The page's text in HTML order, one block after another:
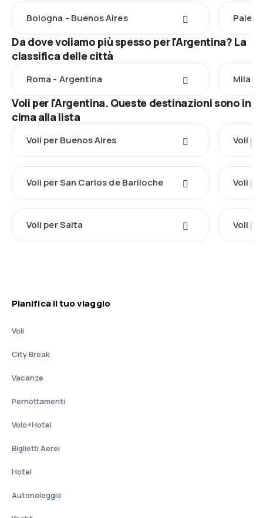
Bologna - Buenos Aires
Da dove voliamo più spesso per l'Argentina? La
classifica delle città
Roma - Argentina
Voli per l'Argentina. Queste destinazioni sono in
cima alla lista
Voli per Buenos Aires Voli
Voli per San Carlos de Bariloche Voli
Voli per Salta Voli
Pianifica il tuo viaggio
Voli
City Break
Vacanze
Pernottamenti
Volo+Hotel
Biglietti Aerei
Hotel
Autonoleggio